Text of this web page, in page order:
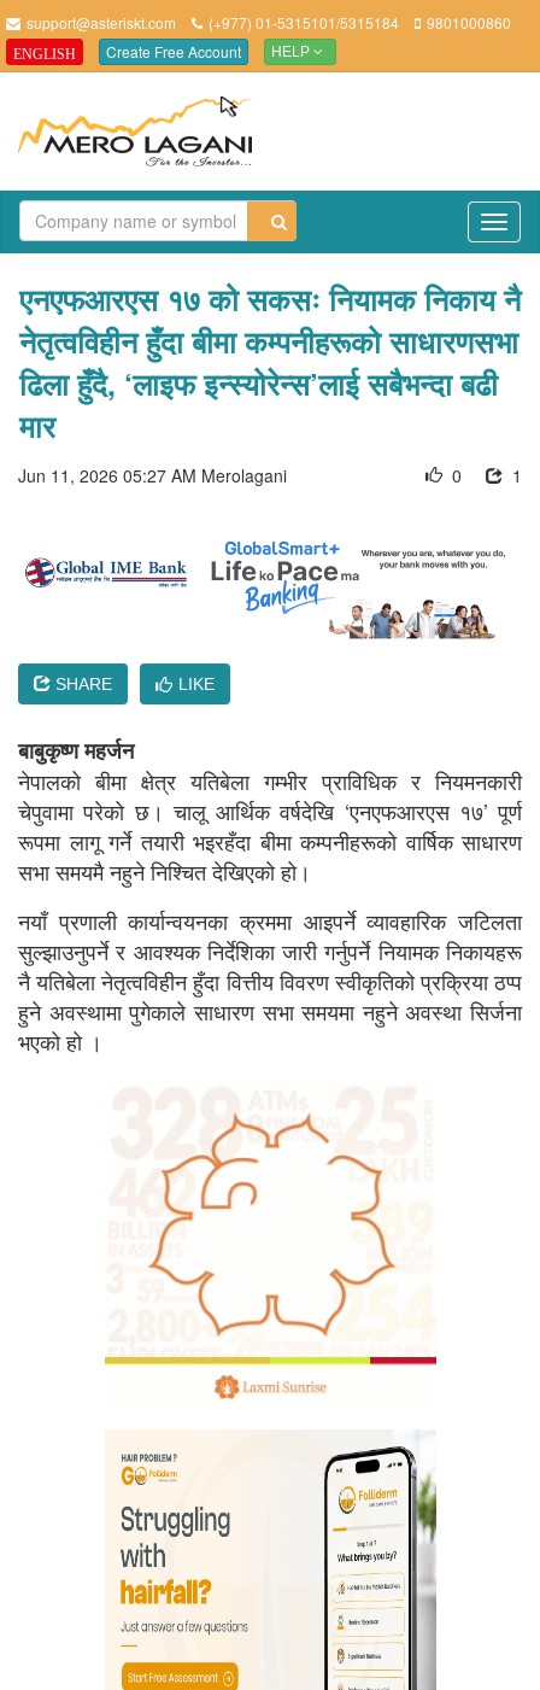
support@asteriskt.com (+977) 01-5315101/5315184 9801000860
ENGLISH Create Free Account HELP
एनएफआरएस १७ को सकसः नियामक निकाय नै
नेतृत्वविहीन हुँदा बीमा कम्पनीहरूको साधारणसभा
ढिला हुँदै, ‘लाइफ इन्स्योरेन्स’लाई सबैभन्दा बढी
मार
Jun 11, 2026 05:27 AM Merolagani 1
0
SHARE LIKE
बाबुकृष्ण महर्जन
नेपालको बीमा क्षेत्र यतिबेला गम्भीर प्राविधिक र नियमनकारी
चेपुवामा परेको छ। चालू आर्थिक वर्षदेखि ‘एनएफआरएस १७’ पूर्ण
रूपमा लागू गर्ने तयारी भइरहँदा बीमा कम्पनीहरूको वार्षिक साधारण
सभा समयमै नहुने निश्चित देखिएको हो।
नयाँ प्रणाली कार्यान्वयनका क्रममा आइपर्ने व्यावहारिक जटिलता
सुल्झाउनुपर्ने र आवश्यक निर्देशिका जारी गर्नुपर्ने नियामक निकायहरू
नै यतिबेला नेतृत्वविहीन हुँदा वित्तीय विवरण स्वीकृतिको प्रक्रिया ठप्प
हुने अवस्थामा पुगेकाले साधारण सभा समयमा नहुने अवस्था सिर्जना
भएको हो ।